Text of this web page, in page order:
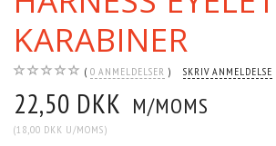
KARABINER
0 ANMELDELSER SKRIV ANMELDELSE
22,50 DKK M/MOMS
(18,00 DKK U/MOMS)